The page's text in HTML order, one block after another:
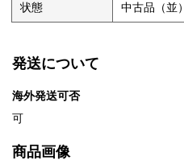
状態 中古品（並）
発送について
海外発送可否
可
商品画像